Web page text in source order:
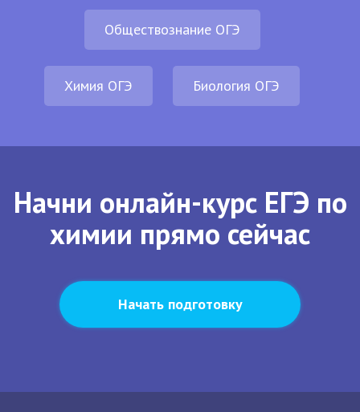
Обществознание ОГЭ
Химия ОГЭ Биология ОГЭ
Начни онлайн-курс ЕГЭ по
химии прямо сейчас
Начать подготовку